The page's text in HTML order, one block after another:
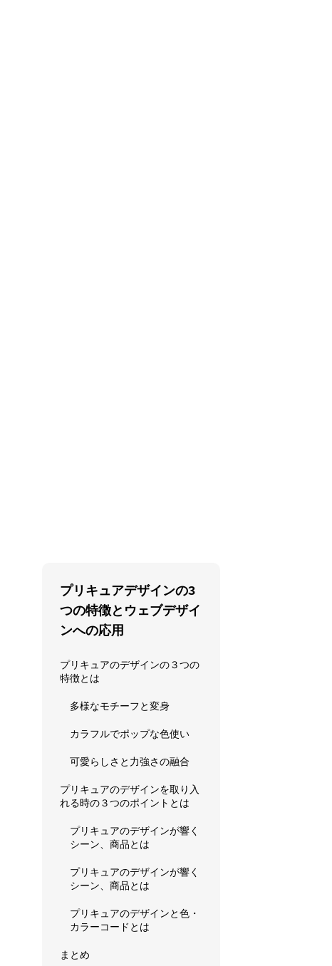
プリキュアデザインの3
つの特徴とウェブデザイ
ンへの応用
プリキュアのデザインの３つの
特徴とは
多様なモチーフと変身
カラフルでポップな色使い
可愛らしさと力強さの融合
プリキュアのデザインを取り入
れる時の３つのポイントとは
プリキュアのデザインが響く
シーン、商品とは
プリキュアのデザインが響く
シーン、商品とは
プリキュアのデザインと色・
カラーコードとは
まとめ